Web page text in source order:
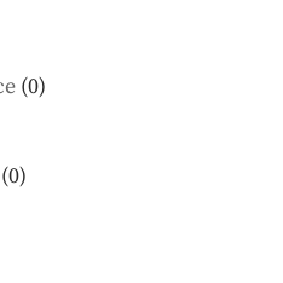
00
00